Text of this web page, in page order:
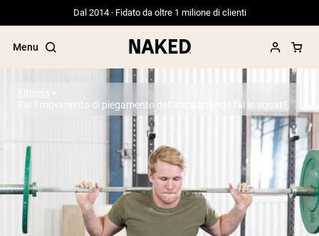
Dal 2014 · Fidato da oltre 1 milione di clienti
Menu
Termini di ricerca popolari
”Protein Powder“
”Overnight Oats“
”Vegan protein“
”Collagen“
”Micellar Casein“
Fai il movimento di piegamento dell'anca quando fai lo squat?